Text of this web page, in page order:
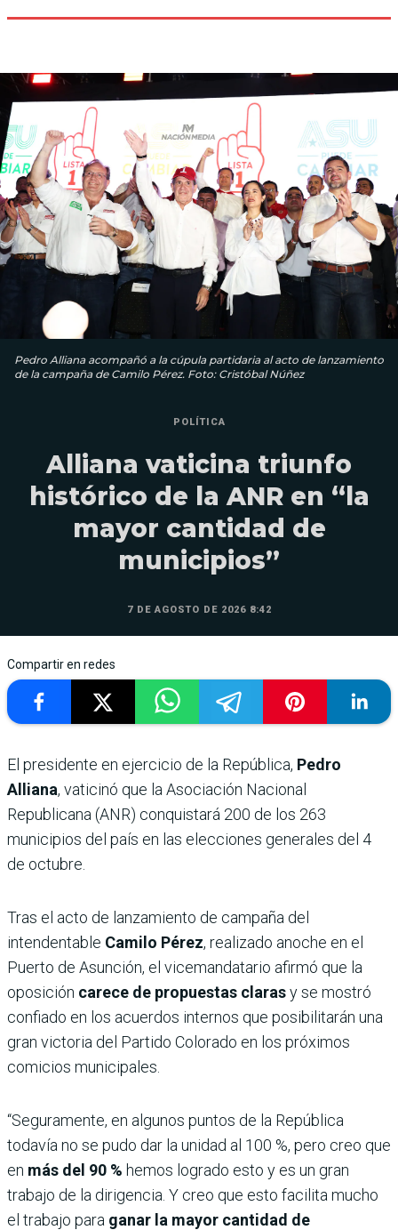
Pedro Alliana acompañó a la cúpula partidaria al acto de lanzamiento
de la campaña de Camilo Pérez. Foto: Cristóbal Núñez
POLÍTICA
Alliana vaticina triunfo
histórico de la ANR en “la
mayor cantidad de
municipios”
7 DE AGOSTO DE 2026 8:42
Compartir en redes
El presidente en ejercicio de la República, Pedro
Alliana, vaticinó que la Asociación Nacional
Republicana (ANR) conquistará 200 de los 263
municipios del país en las elecciones generales del 4
de octubre.
Tras el acto de lanzamiento de campaña del
intendentable Camilo Pérez, realizado anoche en el
Puerto de Asunción, el vicemandatario afirmó que la
oposición carece de propuestas clarasy se mostró
confiado en los acuerdos internos que posibilitarán una
gran victoria del Partido Colorado en los próximos
comicios municipales.
“Seguramente, en algunos puntos de la República
todavía no se pudo dar la unidad al 100 %, pero creo que
en más del 90 % hemos logrado esto y es un gran
trabajo de la dirigencia. Y creo que esto facilita mucho
el trabajo para ganar la mayor cantidad de